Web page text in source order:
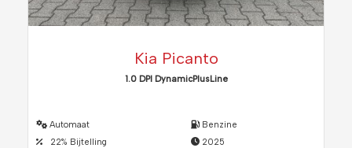
Kia Picanto
1.0 DPI DynamicPlusLine
Automaat
22% Bijtelling
Benzine
2025